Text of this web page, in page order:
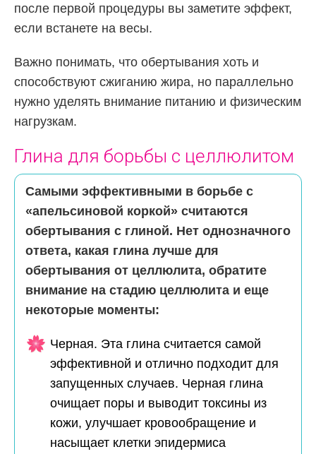
после первой процедуры вы заметите эффект,
если встанете на весы.
Важно понимать, что обертывания хоть и
способствуют сжиганию жира, но параллельно
нужно уделять внимание питанию и физическим
нагрузкам.
Глина для борьбы с целлюлитом
Самыми эффективными в борьбе с
«апельсиновой коркой» считаются
обертывания с глиной. Нет однозначного
ответа, какая глина лучше для
обертывания от целлюлита, обратите
внимание на стадию целлюлита и еще
некоторые моменты:
Черная. Эта глина считается самой
эффективной и отлично подходит для
запущенных случаев. Черная глина
очищает поры и выводит токсины из
кожи, улучшает кровообращение и
насыщает клетки эпидермиса